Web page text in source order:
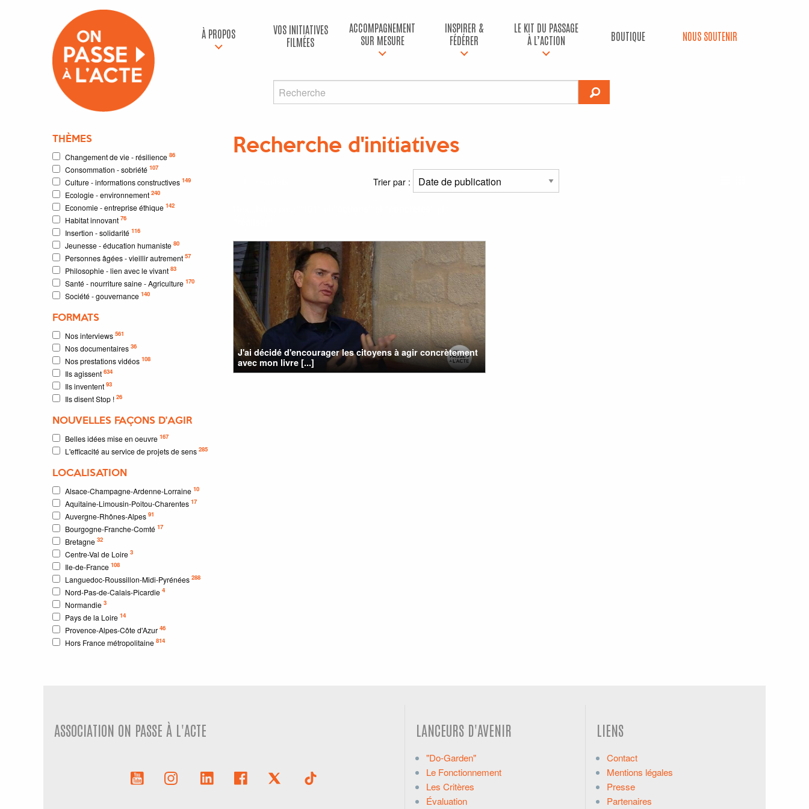
À PROPOS
VOS INITIATIVES
FILMÉES
ACCOMPAGNEMENT
SUR MESURE
INSPIRER &
FÉDÉRER
LE KIT DU PASSAGE
À L’ACTION
BOUTIQUE NOUS SOUTENIR
THÈMES
Changement de vie - résilience 86
Consommation - sobriété 107
Culture - informations constructives 149
Ecologie - environnement 240
Economie - entreprise éthique 142
Habitat innovant 76
Insertion - solidarité 116
Jeunesse - éducation humaniste 80
Personnes âgées - vieillir autrement 57
Philosophie - lien avec le vivant 83
Santé - nourriture saine - Agriculture 170
Société - gouvernance 140
FORMATS
Nos interviews 561
Nos documentaires 36
Nos prestations vidéos 108
Ils agissent 634
Ils inventent 93
Ils disent Stop ! 26
NOUVELLES FAÇONS D'AGIR
Belles idées mise en oeuvre 167
L'efficacité au service de projets de sens 285
LOCALISATION
Alsace-Champagne-Ardenne-Lorraine 10
Aquitaine-Limousin-Poitou-Charentes 17
Auvergne-Rhônes-Alpes 91
Bourgogne-Franche-Comté 17
Bretagne 32
Centre-Val de Loire 3
Ile-de-France 108
Languedoc-Roussillon-Midi-Pyrénées 288
Nord-Pas-de-Calais-Picardie 4
Normandie 3
Pays de la Loire 14
Provence-Alpes-Côte d'Azur 46
Hors France métropolitaine 814
Recherche d'initiatives
Trier par :
J'ai décidé d'encourager les citoyens à agir concrètement
avec mon livre [...]
ASSOCIATION ON PASSE À L'ACTE LANCEURS D'AVENIR
"Do-Garden"
Le Fonctionnement
Les Critères
Évaluation
LIENS
Contact
Mentions légales
Presse
Partenaires